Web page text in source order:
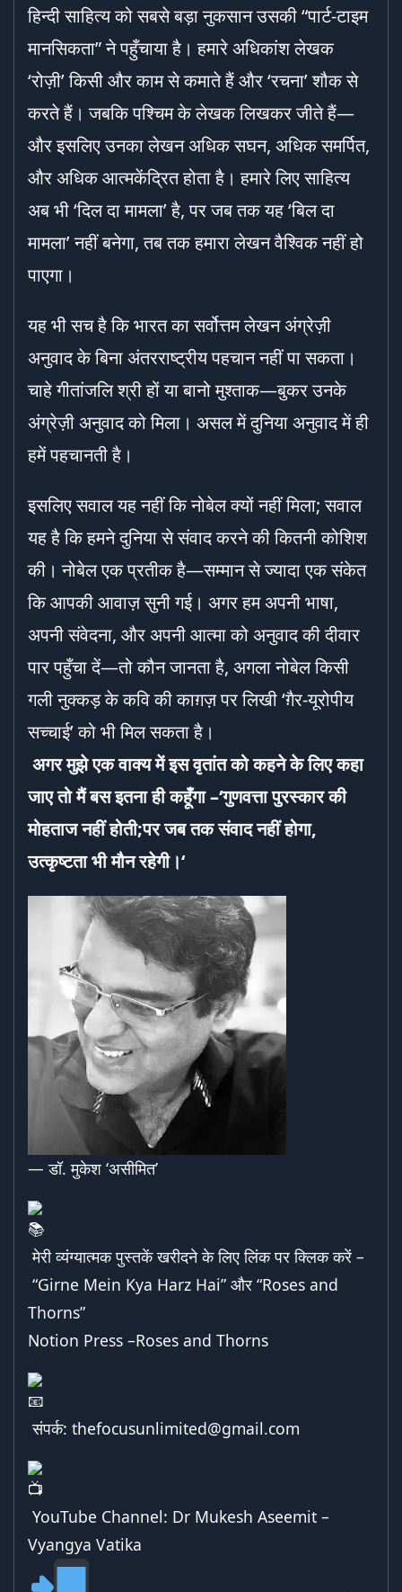
हिन्दी साहित्य को सबसे बड़ा नुकसान उसकी “पार्ट-टाइम
मानसिकता” ने पहुँचाया है। हमारे अधिकांश लेखक
‘रोज़ी’ किसी और काम से कमाते हैं और ‘रचना’ शौक से
करते हैं। जबकि पश्चिम के लेखक लिखकर जीते हैं—
और इसलिए उनका लेखन अधिक सघन, अधिक समर्पित,
और अधिक आत्मकेंद्रित होता है। हमारे लिए साहित्य
अब भी ‘दिल दा मामला’ है, पर जब तक यह ‘बिल दा
मामला’ नहीं बनेगा, तब तक हमारा लेखन वैश्विक नहीं हो
पाएगा।
यह भी सच है कि भारत का सर्वोत्तम लेखन अंग्रेज़ी
अनुवाद के बिना अंतरराष्ट्रीय पहचान नहीं पा सकता।
चाहे गीतांजलि श्री हों या बानो मुश्ताक—बुकर उनके
अंग्रेज़ी अनुवाद को मिला। असल में दुनिया अनुवाद में ही
हमें पहचानती है।
इसलिए सवाल यह नहीं कि नोबेल क्यों नहीं मिला; सवाल
यह है कि हमने दुनिया से संवाद करने की कितनी कोशिश
की। नोबेल एक प्रतीक है—सम्मान से ज्यादा एक संकेत
कि आपकी आवाज़ सुनी गई। अगर हम अपनी भाषा,
अपनी संवेदना, और अपनी आत्मा को अनुवाद की दीवार
पार पहुँचा दें—तो कौन जानता है, अगला नोबेल किसी
गली नुक्कड़ के कवि की काग़ज़ पर लिखी ‘ग़ैर-यूरोपीय
सच्चाई’ को भी मिल सकता है।
अगर मुझे एक वाक्य में इस वृतांत को कहने के लिए कहा
जाए तो मैं बस इतना ही कहूँगा –‘गुणवत्ता पुरस्कार की
मोहताज नहीं होती;पर जब तक संवाद नहीं होगा,
उत्कृष्टता भी मौन रहेगी।‘
— डॉ. मुकेश ‘असीमित’
मेरी व्यंग्यात्मक पुस्तकें खरीदने के लिए लिंक पर क्लिक करें –
“Girne Mein Kya Harz Hai” और “Roses and
Thorns”
Notion Press –Roses and Thorns
संपर्क: thefocusunlimited@gmail.com
YouTube Channel: Dr Mukesh Aseemit –
Vyangya Vatika